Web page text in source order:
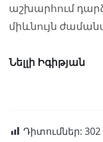
աշխարհում
միևնույն
Նելլի Իգիթյան
Դիտումներ: 302